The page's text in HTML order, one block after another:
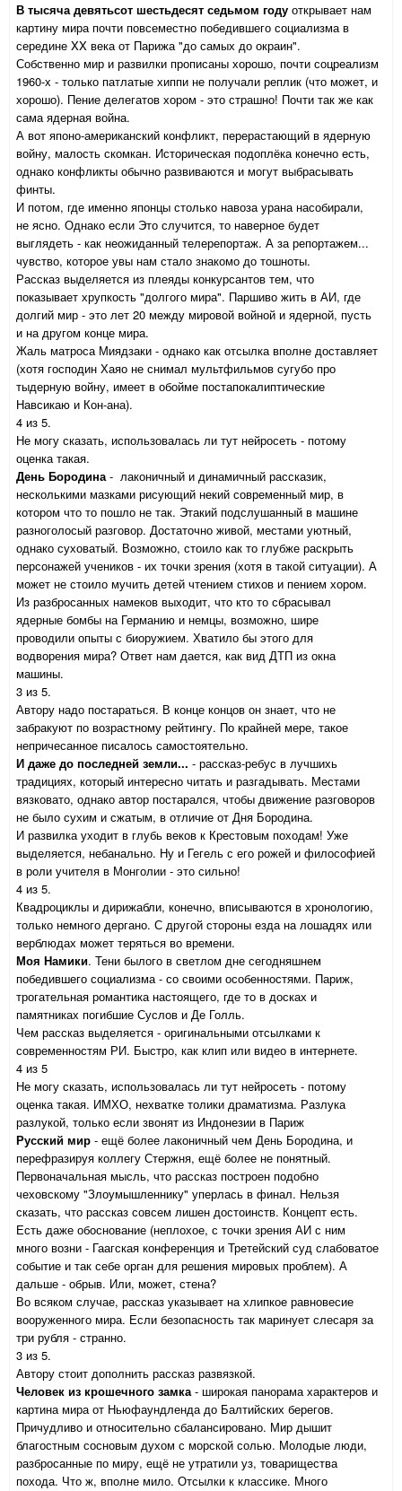
В тысяча девятьсот шестьдесят седьмом году открывает нам
картину мира почти повсеместно победившего социализма в
середине XX века от Парижа "до самых до окраин".
Собственно мир и развилки прописаны хорошо, почти соцреализм
1960-х - только патлатые хиппи не получали реплик (что может, и
хорошо). Пение делегатов хором - это страшно! Почти так же как
сама ядерная война.
А вот японо-американский конфликт, перерастающий в ядерную
войну, малость скомкан. Историческая подоплёка конечно есть,
однако конфликты обычно развиваются и могут выбрасывать
финты.
И потом, где именно японцы столько навоза урана насобирали,
не ясно. Однако если Это случится, то наверное будет
выглядеть - как неожиданный телерепортаж. А за репортажем...
чувство, которое увы нам стало знакомо до тошноты.
Рассказ выделяется из плеяды конкурсантов тем, что
показывает хрупкость "долгого мира". Паршиво жить в АИ, где
долгий мир - это лет 20 между мировой войной и ядерной, пусть
и на другом конце мира.
Жаль матроса Миядзаки - однако как отсылка вполне доставляет
(хотя господин Хаяо не снимал мультфильмов сугубо про
тыдерную войну, имеет в обойме постапокалиптические
Навсикаю и Кон-ана).
4 из 5.
Не могу сказать, использовалась ли тут нейросеть - потому
оценка такая.
День Бородина- лаконичный и динамичный рассказик,
несколькими мазками рисующий некий современный мир, в
котором что то пошло не так. Этакий подслушанный в машине
разноголосый разговор. Достаточно живой, местами уютный,
однако суховатый. Возможно, стоило как то глубже раскрыть
персонажей учеников - их точки зрения (хотя в такой ситуации). А
может не стоило мучить детей чтением стихов и пением хором.
Из разбросанных намеков выходит, что кто то сбрасывал
ядерные бомбы на Германию и немцы, возможно, шире
проводили опыты с биоружием. Хватило бы этого для
водворения мира? Ответ нам дается, как вид ДТП из окна
машины.
3 из 5.
Автору надо постараться. В конце концов он знает, что не
забракуют по возрастному рейтингу. По крайней мере, такое
непричесанное писалось самостоятельно.
И даже до последней земли... - рассказ-ребус в лучшихь
традициях, который интересно читать и разгадывать. Местами
вязковато, однако автор постарался, чтобы движение разговоров
не было сухим и сжатым, в отличие от Дня Бородина.
И развилка уходит в глубь веков к Крестовым походам! Уже
выделяется, небанально. Ну и Гегель с его рожей и философией
в роли учителя в Монголии - это сильно!
4 из 5.
Квадроциклы и дирижабли, конечно, вписываются в хронологию,
только немного дергано. С другой стороны езда на лошадях или
верблюдах может теряться во времени.
Моя Намики. Тени былого в светлом дне сегодняшнем
победившего социализма - со своими особенностями. Париж,
трогательная романтика настоящего, где то в досках и
памятниках погибшие Суслов и Де Голль.
Чем рассказ выделяется - оригинальными отсылками к
современностям РИ. Быстро, как клип или видео в интернете.
4 из 5
Не могу сказать, использовалась ли тут нейросеть - потому
оценка такая. ИМХО, нехватке толики драматизма. Разлука
разлукой, только если звонят из Индонезии в Париж
Русский мир - ещё более лаконичный чем День Бородина, и
перефразируя коллегу Стержня, ещё более не понятный.
Первоначальная мысль, что рассказ построен подобно
чеховскому "Злоумышленнику" уперлась в финал. Нельзя
сказать, что рассказ совсем лишен достоинств. Концепт есть.
Есть даже обоснование (неплохое, с точки зрения АИ с ним
много возни - Гаагская конференция и Третейский суд слабоватое
событие и так себе орган для решения мировых проблем). А
дальше - обрыв. Или, может, стена?
Во всяком случае, рассказ указывает на хлипкое равновесие
вооруженного мира. Если безопасность так маринует слесаря за
три рубля - странно.
3 из 5.
Автору стоит дополнить рассказ развязкой.
Человек из крошечного замка- широкая панорама характеров и
картина мира от Ньюфаундленда до Балтийских берегов.
Причудливо и относительно сбалансировано. Мир дышит
благостным сосновым духом с морской солью. Молодые люди,
разбросанные по миру, ещё не утратили уз, товарищества
похода. Что ж, вполне мило. Отсылки к классике. Много